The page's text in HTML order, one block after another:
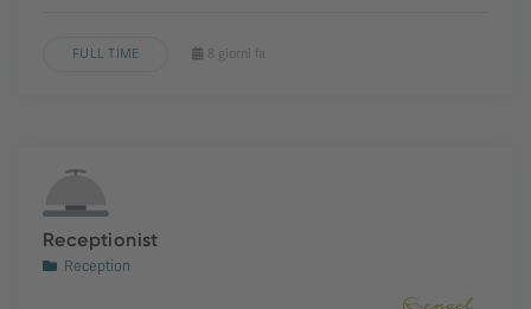
FULL TIME 8 giorni fa
Receptionist
Reception